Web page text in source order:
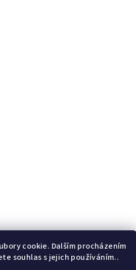
cookie. Dalším procházením
souhlas s jejich používáním..